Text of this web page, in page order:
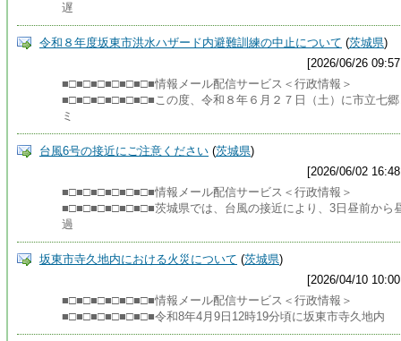
遅
令和８年度坂東市洪水ハザード内避難訓練の中止について (茨城県)
[2026/06/26
■□■□■□■□■□■□■情報メール配信サービス＜行政情報＞
■□■□■□■□■□■□■この度、令和８年６月２７日（土）に市立七郷
ミ
台風6号の接近にご注意ください (茨城県)
[2026/06/02
■□■□■□■□■□■□■情報メール配信サービス＜行政情報＞
■□■□■□■□■□■□■茨城県では、台風の接近により、3日昼前から
過
坂東市寺久地内における火災について (茨城県)
[2026/04/10
■□■□■□■□■□■□■情報メール配信サービス＜行政情報＞
■□■□■□■□■□■□■令和8年4月9日12時19分頃に坂東市寺久地内